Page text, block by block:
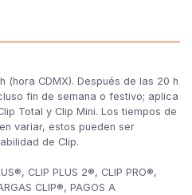
CDMX). Después de las 20 h
fin de semana o festivo; aplica
Total y Clip Mini. Los tiempos de
variar, estos pueden ser
de Clip.
CLIP PLUS 2®, CLIP PRO®,
CLIP®, PAGOS A